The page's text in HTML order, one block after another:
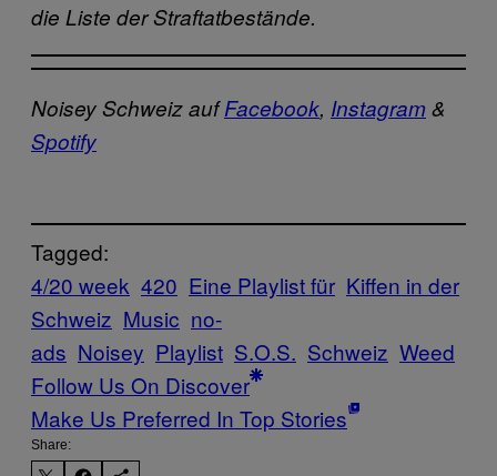
die Liste der Straftatbestände.
Noisey Schweiz aufFacebook, Instagram&
Spotify
Tagged:
4/20 week 420 Eine Playlist für Kiffen in der
Schweiz Music no-
ads Noisey Playlist S.O.S. Schweiz Weed
Follow Us On Discover
Make Us Preferred In Top Stories
Share: